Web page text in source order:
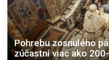
Pohrebu zosnulého
zúčastní viac ako